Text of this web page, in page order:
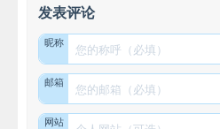
发表评论
昵称
邮箱
网站